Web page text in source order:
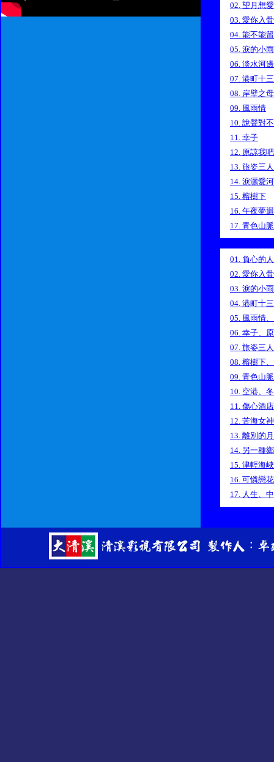
02. 望月想
03. 愛你入骨
04. 能不能
05. 淚的小雨
06. 淡水河邊
07. 港町十
08. 岸壁之母
09. 風雨情
10. 說聲對
11. 幸子
12. 原諒我
13. 旅姿三
14. 淚灑愛
15. 榕樹下
16. 午夜夢
17. 青色山脈
18. 秋雨濛濛
19. 空港
20. 冬戀
21. 傷心酒店
22. 夜空
23. 苦海女
24. 慈母淚痕
25. 離別的
26. 追夢
27. 另一種
28. 少女的
29. 津輕海
30. 離別之夜
31. 可憐戀
32. 相逢有
33. 人生
34. 中國之夜
35. 孤女願望
36. 為錢賭
01. 負心的
02. 愛你入
03. 淚的小
04. 港町十
05. 風雨情
06. 幸子、
07. 旅姿三
08. 榕樹下
09. 青色山
10. 空港、
11. 傷心酒
12. 苦海女
13. 離別的
14. 另一種
15. 津輕海
16. 可憐戀
17. 人生、
18. 孤女願